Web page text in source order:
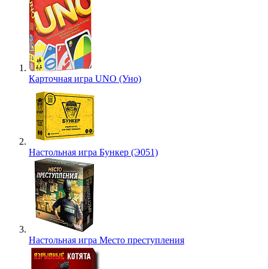
Карточная игра UNO (Уно)
Настольная игра Бункер (Э051)
Настольная игра Место преступления